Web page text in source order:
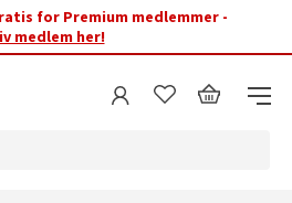
for Premium medlemmer -
medlem her!